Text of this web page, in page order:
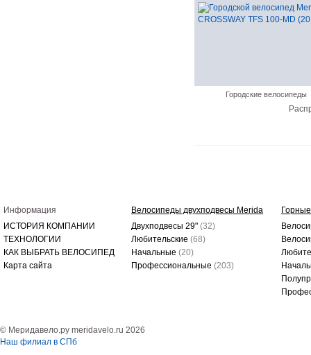
Городские велосипеды
Информация
ИСТОРИЯ КОМПАНИИ
ТЕХНОЛОГИИ
КАК ВЫБРАТЬ ВЕЛОСИПЕД
Карта сайта
Велосипеды двухподвесы Merida
Двухподвесы 29" (32)
Любительские (68)
Начальные (20)
Профессиональные (203)
© Меридавело.ру meridavelo.ru 2026
Наш филиал в СПб